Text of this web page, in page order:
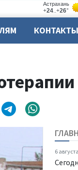
КОНТАКТЫ
6